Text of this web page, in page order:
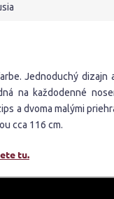
Jednoduchý
na každodenné
a dvoma malými
cca 116 cm.
tu.